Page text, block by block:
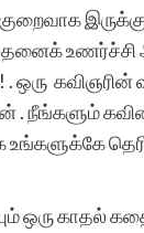
ஒரு
நீங்களும்
உங்களுக்கே
ஒரு காதல்